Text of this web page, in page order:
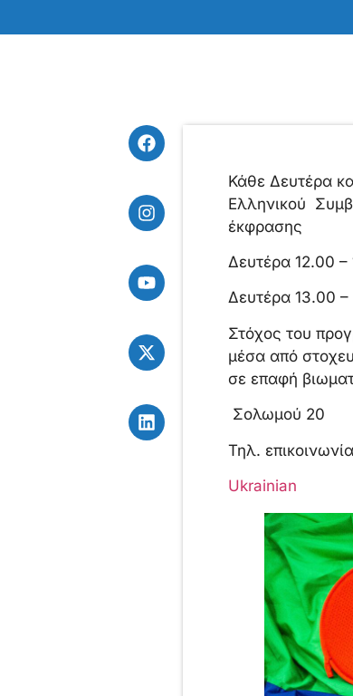
Κάθε Δευτέρα
Ελληνικού
έκφρασης
Δευτέρα 12.00
Δευτέρα 13.00 –
Στόχος του
μέσα από
σε επαφή
Σολωμού 20
Τηλ.
Ukrainian